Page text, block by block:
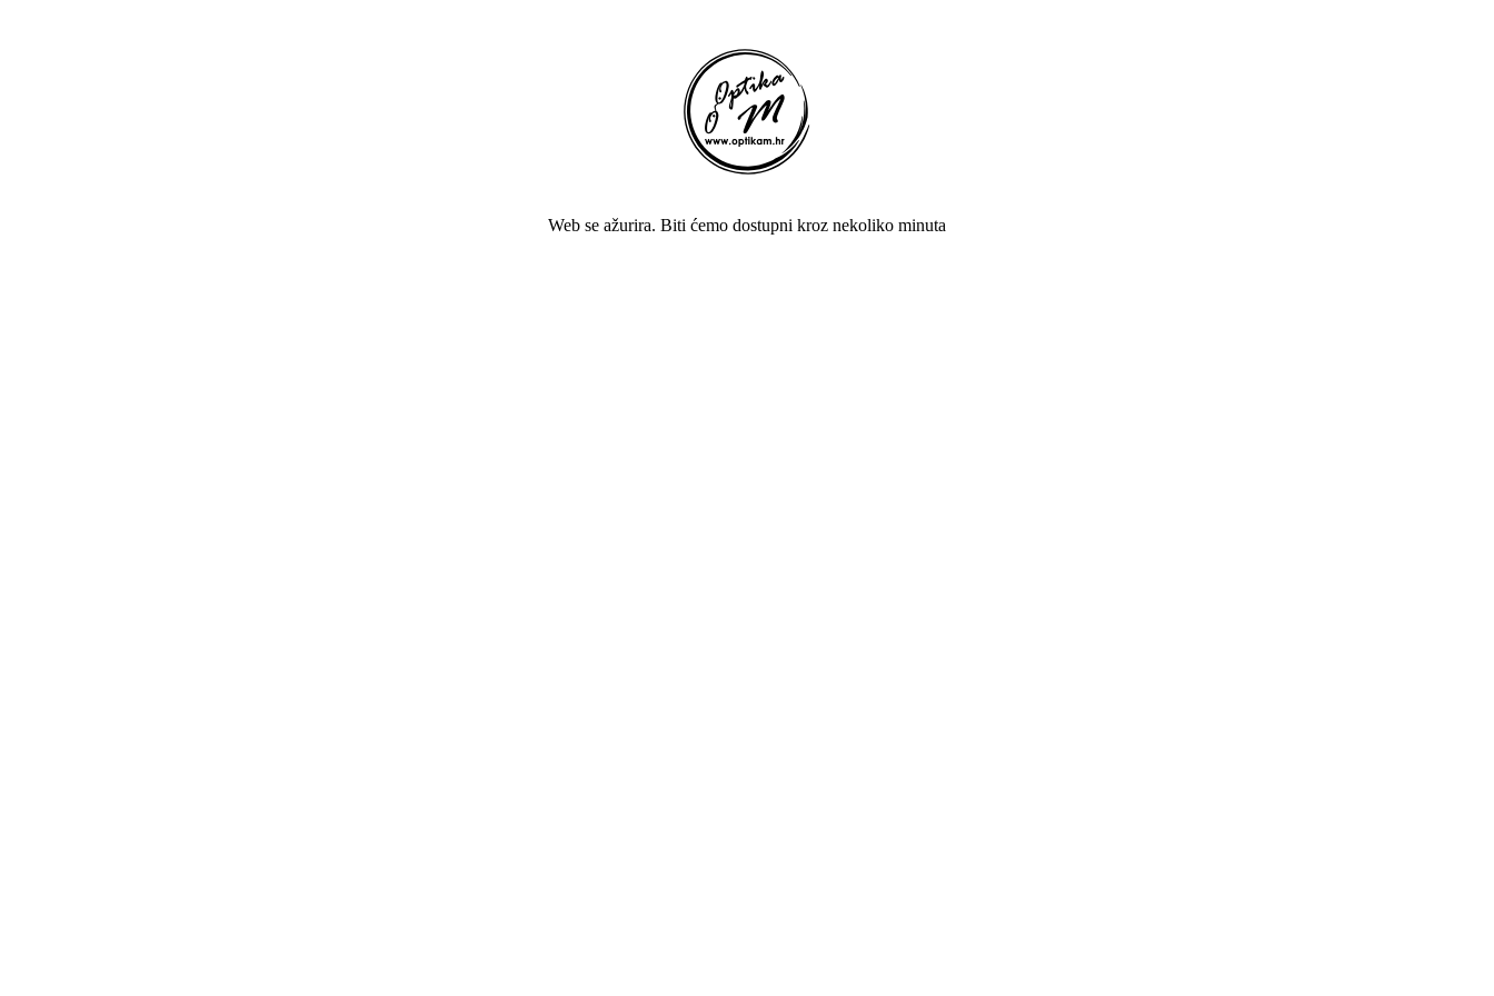
Web se ažurira. Biti ćemo dostupni kroz nekoliko minuta